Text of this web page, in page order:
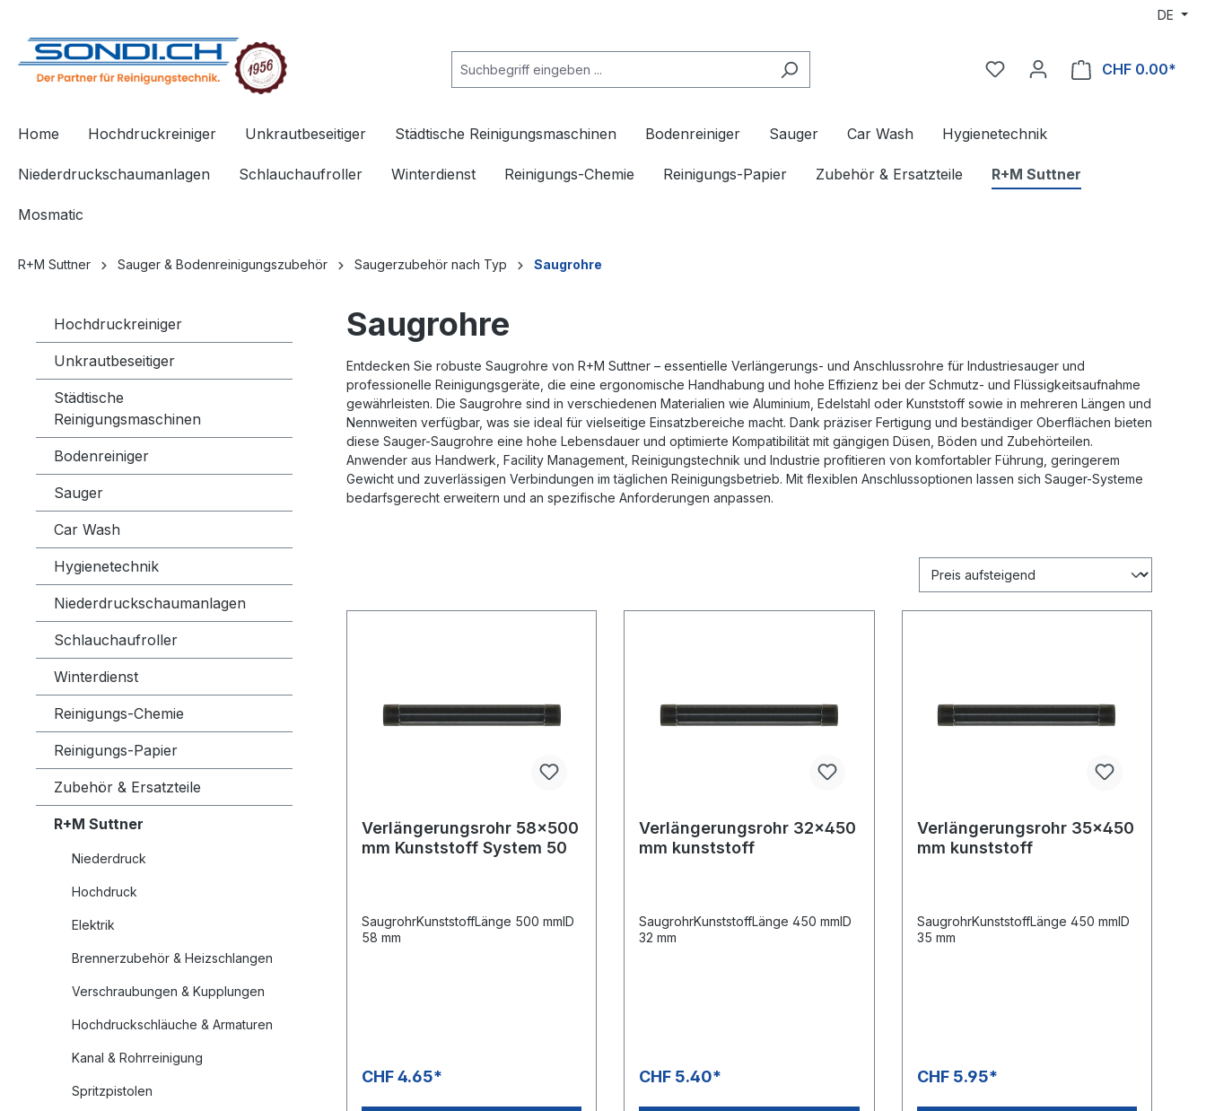
DE
CHF 0.00*
Home Hochdruckreiniger Unkrautbeseitiger Städtische Reinigungsmaschinen Bodenreiniger Sauger Car Wash Hygienetechnik
Niederdruckschaumanlagen Schlauchaufroller Winterdienst Reinigungs-Chemie Reinigungs-Papier Zubehör & Ersatzteile R+M Suttner
Mosmatic
R+M Suttner Sauger & Bodenreinigungszubehör Saugerzubehör nach Typ Saugrohre
Hochdruckreiniger
Unkrautbeseitiger
Städtische
Reinigungsmaschinen
Bodenreiniger
Sauger
Car Wash
Hygienetechnik
Niederdruckschaumanlagen
Schlauchaufroller
Winterdienst
Reinigungs-Chemie
Reinigungs-Papier
Zubehör & Ersatzteile
R+M Suttner
Niederdruck
Hochdruck
Elektrik
Brennerzubehör & Heizschlangen
Verschraubungen & Kupplungen
Hochdruckschläuche & Armaturen
Kanal & Rohrreinigung
Spritzpistolen
Saugrohre
Entdecken Sie robuste Saugrohre von R+M Suttner – essentielle Verlängerungs- und Anschlussrohre für Industriesauger und
professionelle Reinigungsgeräte, die eine ergonomische Handhabung und hohe Effizienz bei der Schmutz- und Flüssigkeitsaufnahme
gewährleisten. Die Saugrohre sind in verschiedenen Materialien wie Aluminium, Edelstahl oder Kunststoff sowie in mehreren Längen und
Nennweiten verfügbar, was sie ideal für vielseitige Einsatzbereiche macht. Dank präziser Fertigung und beständiger Oberflächen bieten
diese Sauger-Saugrohre eine hohe Lebensdauer und optimierte Kompatibilität mit gängigen Düsen, Böden und Zubehörteilen.
Anwender aus Handwerk, Facility Management, Reinigungstechnik und Industrie profitieren von komfortabler Führung, geringerem
Gewicht und zuverlässigen Verbindungen im täglichen Reinigungsbetrieb. Mit flexiblen Anschlussoptionen lassen sich Sauger-Systeme
bedarfsgerecht erweitern und an spezifische Anforderungen anpassen.
Verlängerungsrohr 58x500
mm Kunststoff System 50
SaugrohrKunststoffLänge 500 mmID
58 mm
CHF 4.65*
Verlängerungsrohr 32x450
mm kunststoff
SaugrohrKunststoffLänge 450 mmID
32 mm
CHF 5.40*
Verlängerungsrohr 35x450
mm kunststoff
SaugrohrKunststoffLänge 450 mmID
35 mm
CHF 5.95*